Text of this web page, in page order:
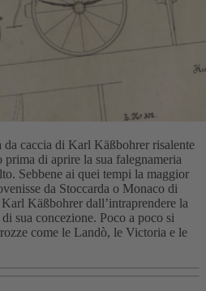
da caccia di Karl Käßbohrer risalente
di aprire la sua falegnameria
Sebbene ai quei tempi la maggior
da Stoccarda o Monaco di
Käßbohrer dall’intraprendere la
sua concezione. Poco a poco si
come le Landò, le Victoria e le